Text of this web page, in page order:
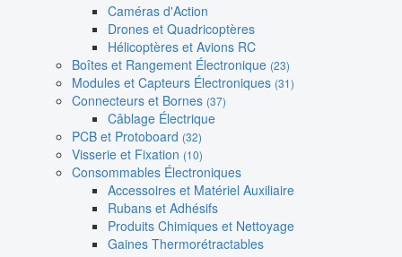
Caméras d'Action
Drones et Quadricoptères
Hélicoptères et Avions RC
Boîtes et Rangement Électronique (23)
Modules et Capteurs Électroniques (31)
Connecteurs et Bornes (37)
Câblage Électrique
PCB et Protoboard (32)
Visserie et Fixation (10)
Consommables Électroniques
Accessoires et Matériel Auxiliaire
Rubans et Adhésifs
Produits Chimiques et Nettoyage
Gaines Thermorétractables